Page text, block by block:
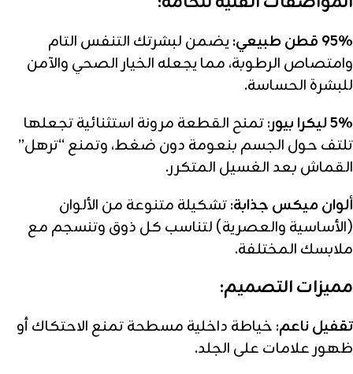
95% قطن طبيعي:
يضمن لبشرتك التنفس التام
وامتصاص الرطوبة، مما يجعله الخيار الصحي والآمن
للبشرة الحساسة.
5% ليكرا بيور:
تمنح القطعة مرونة استثنائية تجعلها
تلتف حول الجسم بنعومة دون ضغط، وتمنع “ترهل”
القماش بعد الغسيل المتكرر.
ألوان ميكس جذابة:تشكيلة متنوعة من الألوان
(الأساسية والعصرية) لتناسب كل ذوق وتنسجم مع
ملابسك المختلفة.
مميزات التصميم:
تقفيل ناعم: خياطة داخلية مسطحة تمنع الاحتكاك أو
ظهور علامات على الجلد.